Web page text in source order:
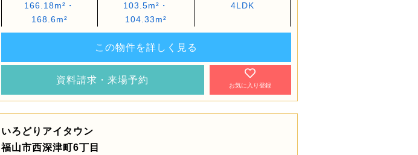
166.18m²・
168.6m²
103.5m²・
104.33m²
4LDK
この物件を詳しく見る
資料請求・来場予約
お気に入り登録
いろどりアイタウン
福山市西深津町6丁目